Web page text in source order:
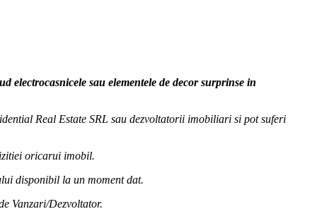
electrocasnicele sau elementele de decor surprinse in
Real Estate SRL sau dezvoltatorii imobiliari si pot suferi
oricarui imobil.
disponibil la un moment dat.
Vanzari/Dezvoltator.